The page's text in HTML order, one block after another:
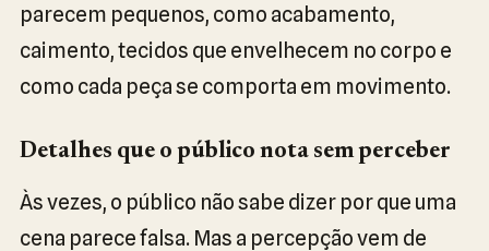
parecem pequenos, como acabamento,
caimento, tecidos que envelhecem no corpo e
como cada peça se comporta em movimento.
Detalhes que o público nota sem perceber
Às vezes, o público não sabe dizer por que uma
cena parece falsa. Mas a percepção vem de